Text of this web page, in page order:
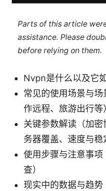
Parts of this article
assistance. Please
before relying on them.
Nvpn是什么以及它
常见的使用场景与
作远程、旅游出行等
关键参数解读（加
务器覆盖、速度与稳
使用步骤与注意事
查）
现实中的数据与趋势